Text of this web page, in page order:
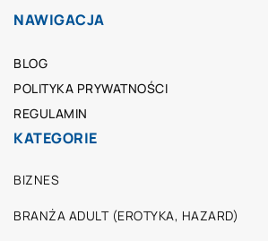
NAWIGACJA
BLOG
POLITYKA PRYWATNOŚCI
REGULAMIN
KATEGORIE
BIZNES
BRANŻA ADULT (EROTYKA, HAZARD)